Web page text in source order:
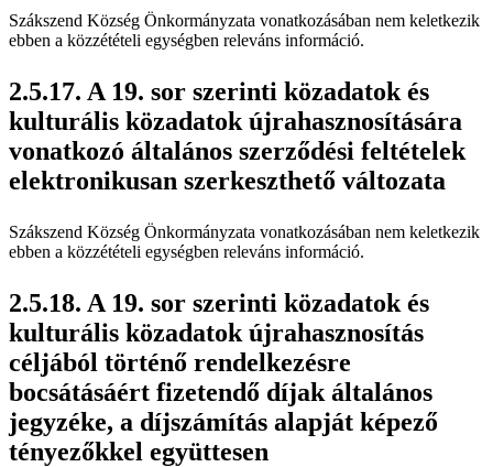
Szákszend Község Önkormányzata vonatkozásában nem keletkezik
ebben a közzétételi egységben releváns információ.
A 19. sor szerinti közadatok és
kulturális közadatok újrahasznosítására
vonatkozó általános szerződési feltételek
elektronikusan szerkeszthető változata
Szákszend Község Önkormányzata vonatkozásában nem keletkezik
ebben a közzétételi egységben releváns információ.
A 19. sor szerinti közadatok és
kulturális közadatok újrahasznosítás
céljából történő rendelkezésre
bocsátásáért fizetendő díjak általános
jegyzéke, a díjszámítás alapját képező
tényezőkkel együttesen